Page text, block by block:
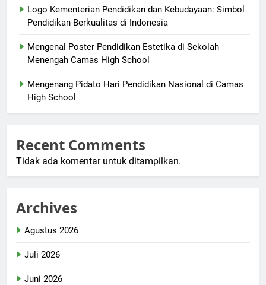
Logo Kementerian Pendidikan dan Kebudayaan: Simbol
Pendidikan Berkualitas di Indonesia
Mengenal Poster Pendidikan Estetika di Sekolah
Menengah Camas High School
Mengenang Pidato Hari Pendidikan Nasional di Camas
High School
Recent Comments
Tidak ada komentar untuk ditampilkan.
Archives
Agustus 2026
Juli 2026
Juni 2026